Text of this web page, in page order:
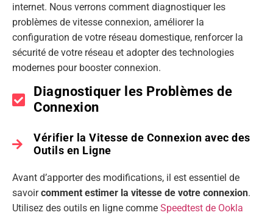
internet. Nous verrons comment diagnostiquer les
problèmes de vitesse connexion, améliorer la
configuration de votre réseau domestique, renforcer la
sécurité de votre réseau et adopter des technologies
modernes pour booster connexion.
Diagnostiquer les Problèmes de
Connexion
Vérifier la Vitesse de Connexion avec des
Outils en Ligne
Avant d’apporter des modifications, il est essentiel de
savoircomment estimer la vitesse de votre connexion.
Utilisez des outils en ligne comme Speedtest de Ookla